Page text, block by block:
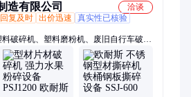
造有限公司
洽谈
回复及时 出价迅速
真实性已核验
破碎机、塑料磨粉机、废旧自行车破碎
轴撕碎机、PVC磨粉机、PE磨粉机